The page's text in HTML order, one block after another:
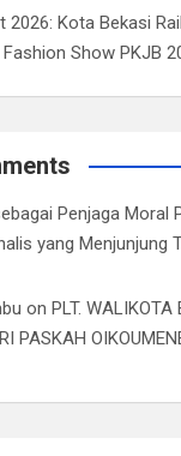
2026: Kota Bekasi
Show PKJB
Penjaga Moral
yang Menjunjung
on PLT. WALIKOTA
PASKAH